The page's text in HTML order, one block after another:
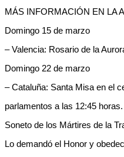
MÁS INFORMACIÓN EN LA
Domingo 15 de marzo
– Valencia: Rosario de la
Domingo 22 de marzo
– Cataluña: Santa Misa en el
parlamentos a las 12:45 horas.
Soneto de los Mártires de la
Lo demandó el Honor y